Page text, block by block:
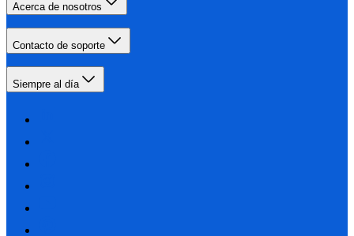
Acerca de nosotros
Contacto de soporte
Siempre al día